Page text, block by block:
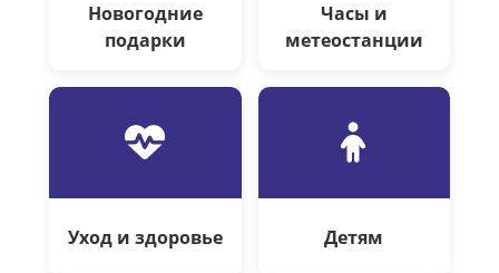
Новогодние
подарки
Часы и
метеостанции
Уход и здоровье Детям